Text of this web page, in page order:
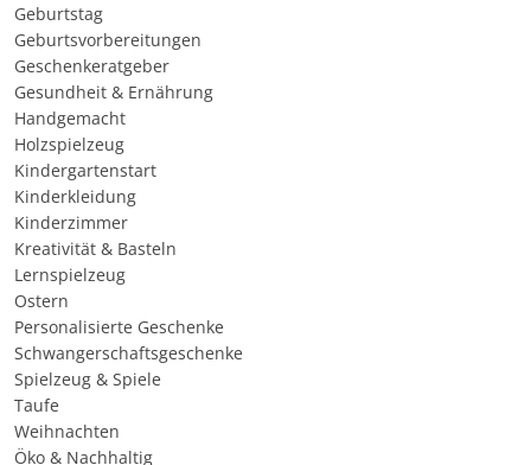
Geburtstag
Geburtsvorbereitungen
Geschenkeratgeber
Gesundheit & Ernährung
Handgemacht
Holzspielzeug
Kindergartenstart
Kinderkleidung
Kinderzimmer
Kreativität & Basteln
Lernspielzeug
Ostern
Personalisierte Geschenke
Schwangerschaftsgeschenke
Spielzeug & Spiele
Taufe
Weihnachten
Öko & Nachhaltig